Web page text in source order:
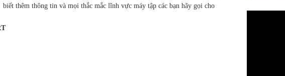
thêm thông tin và mọi thắc mắc lĩnh vực máy tập các bạn hãy gọi cho